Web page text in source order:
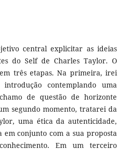
central explicitar as ideias
do Self de Charles Taylor. O
três etapas. Na primeira, irei
contemplando uma
de questão de horizonte
segundo momento, tratarei da
uma ética da autenticidade,
conjunto com a sua proposta
Em um terceiro